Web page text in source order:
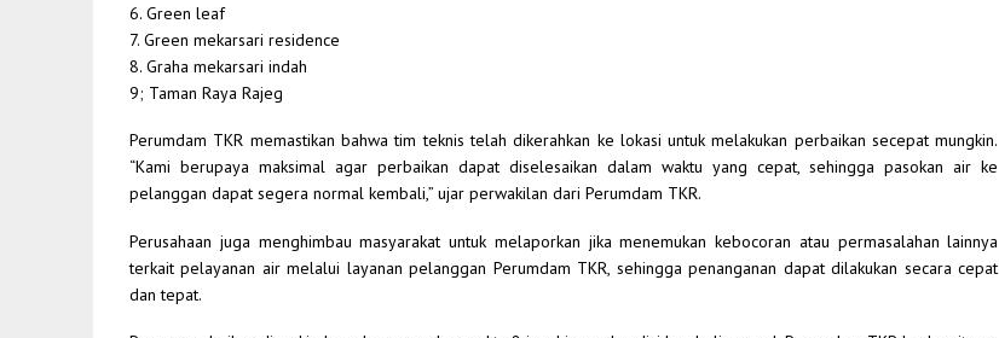
6. Green leaf
7. Green mekarsari residence
8. Graha mekarsari indah
9; Taman Raya Rajeg
Perumdam TKR memastikan bahwa tim teknis telah dikerahkan ke lokasi untuk melakukan perbaikan secepat mungkin.
“Kami berupaya maksimal agar perbaikan dapat diselesaikan dalam waktu yang cepat, sehingga pasokan air ke
pelanggan dapat segera normal kembali,” ujar perwakilan dari Perumdam TKR.
Perusahaan juga menghimbau masyarakat untuk melaporkan jika menemukan kebocoran atau permasalahan lainnya
terkait pelayanan air melalui layanan pelanggan Perumdam TKR, sehingga penanganan dapat dilakukan secara cepat
dan tepat.